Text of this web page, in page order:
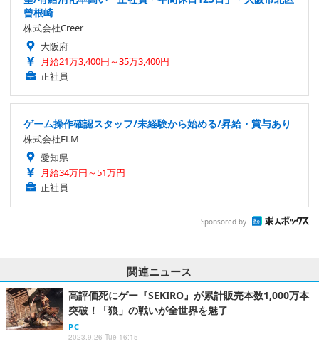
曾根崎
株式会社Creer
大阪府
月給21万3,400円～35万3,400円
正社員
ゲーム操作確認スタッフ/未経験から始める/昇給・賞与あり
株式会社ELM
愛知県
月給34万円～51万円
正社員
Sponsored by
関連ニュース
高評価死にゲー『SEKIRO』が累計販売本数1,000万本
突破！「狼」の戦いが全世界を魅了
PC
2023.9.26 Tue 16:15